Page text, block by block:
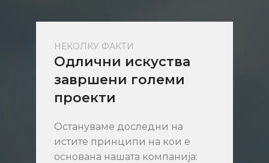
НЕКОЛКУ ФАКТИ
Одлични искуства
завршени големи
проекти
Остануваме доследни на
истите принципи на кои е
основана нашата компанија: